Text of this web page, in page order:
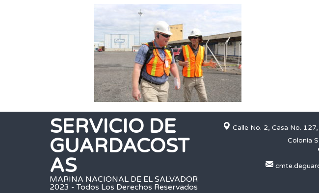
SERVICIO DE
GUARDACOST
AS
MARINA NACIONAL DE EL SALVADOR
2023 - Todos Los Derechos Reservados
Calle No. 2, Casa No.
Colonia